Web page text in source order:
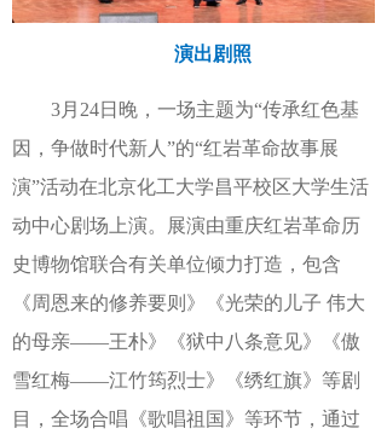
演出剧照
3月24日晚，一场主题为“传承红色基
因，争做时代新人”的“红岩革命故事展
演”活动在北京化工大学昌平校区大学生活
动中心剧场上演。
展演由重庆红岩革命历
史博物馆联合有关单位倾力打造，包含
《周恩来的修养要则》《光荣的儿子 伟大
的母亲——王朴》《狱中八条意见》《傲
雪红梅——江竹筠烈士》《绣红旗》等剧
目
，全场合唱《歌唱祖国》等环节，通过